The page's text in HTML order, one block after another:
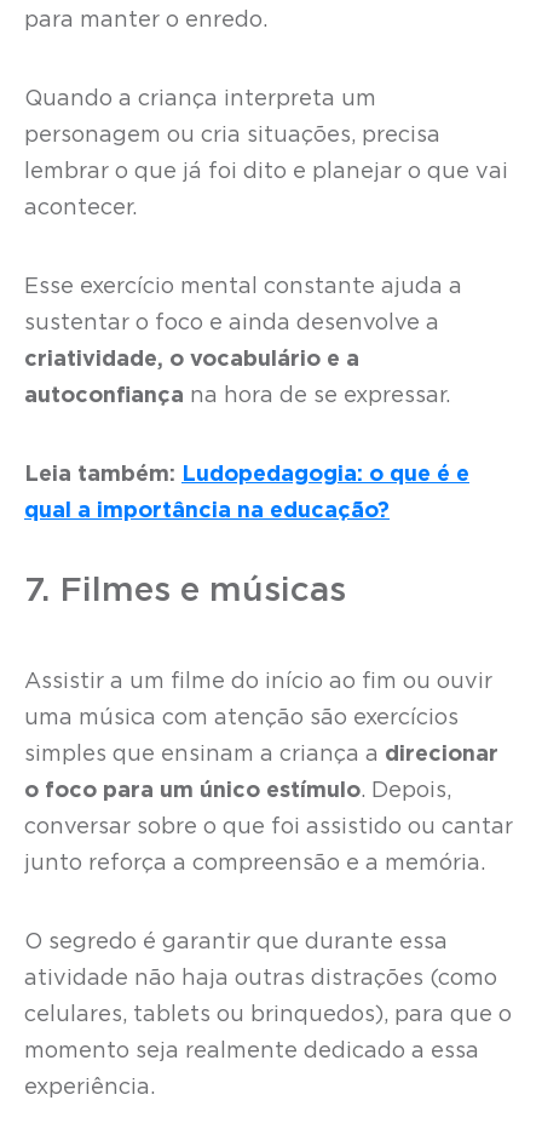
para manter o enredo.
Quando a criança interpreta um
personagem ou cria situações, precisa
lembrar o que já foi dito e planejar o que vai
acontecer.
Esse exercício mental constante ajuda a
sustentar o foco e ainda desenvolve a
criatividade, o vocabulário e a
autoconfiança na hora de se expressar.
Leia também: Ludopedagogia: o que é e
qual a importância na educação?
7. Filmes e músicas
Assistir a um filme do início ao fim ou ouvir
uma música com atenção são exercícios
simples que ensinam a criança a direcionar
o foco para um único estímulo. Depois,
conversar sobre o que foi assistido ou cantar
junto reforça a compreensão e a memória.
O segredo é garantir que durante essa
atividade não haja outras distrações (como
celulares, tablets ou brinquedos), para que o
momento seja realmente dedicado a essa
experiência.